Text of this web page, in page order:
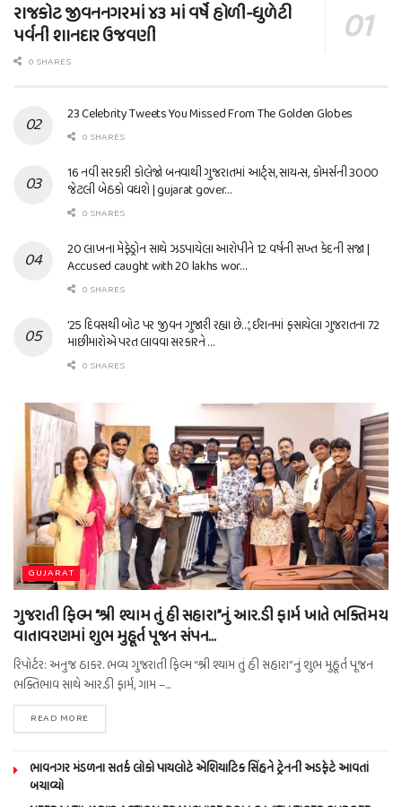
રાજકોટ જીવનનગરમાં ૪૩ માં વર્ષે હોળી-ધુળેટી
પર્વની શાનદાર ઉજવણી
0 SHARES
23 Celebrity Tweets You Missed From The Golden Globes
0 SHARES
16 નવી સરકારી કોલેજો બનવાથી ગુજરાતમાં આર્ટ્સ, સાયન્સ, કોમર્સની 3000
જેટલી બેઠકો વધશે | gujarat gover…
0 SHARES
20 લાખના મેફેડ્રોન સાથે ઝડપાયેલા આરોપીને 12 વર્ષની સખ્ત કેદની સજા |
Accused caught with 20 lakhs wor…
0 SHARES
’25 દિવસથી બોટ પર જીવન ગુજારી રહ્યા છે…’, ઈરાનમાં ફસાયેલા ગુજરાતના 72
માછીમારોએ પરત લાવવા સરકારને …
0 SHARES
GUJARAT
ગુજરાતી ફિલ્મ “શ્રી શ્યામ તું હી સહારા”નું આર.ડી ફાર્મ ખાતે ભક્તિમય
વાતાવરણમાં શુભ મુહૂર્ત પૂજન સંપન…
રિપોર્ટર: અનુજ ઠાકર. ભવ્ય ગુજરાતી ફિલ્મ “શ્રી શ્યામ તું હી સહારા”નું શુભ મુહૂર્ત પૂજન
ભક્તિભાવ સાથે આર.ડી ફાર્મ, ગામ –...
READ MORE
ભાવનગર મંડળના સતર્ક લોકો પાયલોટે એશિયાટિક સિંહને ટ્રેનની અડફેટે આવતાં
બચાવ્યો